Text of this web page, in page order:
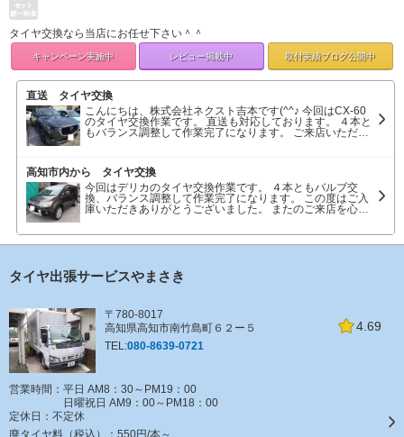
タイヤ交換なら当店にお任せ下さい＾＾
キャンペーン実施中 レビュー掲載中 取付実績ブログ公開中
直送 タイヤ交換
こんにちは、株式会社ネクスト吉本です(^^♪ 今回はCX-60
のタイヤ交換作業です。 直送も対応しております。 ４本と
もバランス調整して作業完了になります。 ご来店いただき
高知市内から タイヤ交換
今回はデリカのタイヤ交換作業です。 ４本ともバルブ交
換、バランス調整して作業完了になります。 この度はご入
庫いただきありがとうございました。 またのご来店を心よ
タイヤ出張サービスやまさき
4.69
〒780-8017
高知県高知市南竹島町６２ー５
TEL:080-8639-0721
営業時間：平日 AM8：30～PM19：00
日曜祝日 AM9：00～PM18：00
定休日： 不定休
廃タイヤ料（税込）： 550円/本～